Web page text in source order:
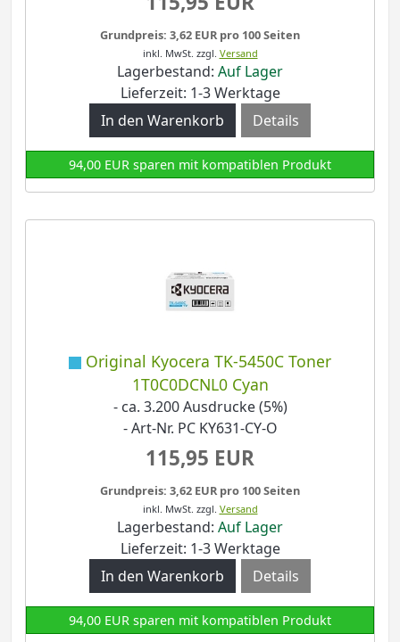
Grundpreis: 3,62 EUR pro 100 Seiten
inkl. MwSt. zzgl. Versand
Lagerbestand: Auf Lager
Lieferzeit: 1-3 Werktage
Details
94,00 EUR sparen mit kompatiblen Produkt
Original Kyocera TK-5450C Toner
1T0C0DCNL0 Cyan
- ca. 3.200 Ausdrucke (5%)
- Art-Nr. PC KY631-CY-O
115,95 EUR
Grundpreis: 3,62 EUR pro 100 Seiten
inkl. MwSt. zzgl. Versand
Lagerbestand: Auf Lager
Lieferzeit: 1-3 Werktage
Details
94,00 EUR sparen mit kompatiblen Produkt